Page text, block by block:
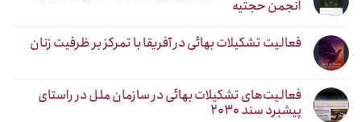
انجمن حجتیه
فعالیت تشکیلات بهائی در آفریقا با تمرکز بر ظرفیت زنان
فعالیت‌های تشکیلات بهائی در سازمان ملل در راستای
پیشبرد سند ۲۰۳۰